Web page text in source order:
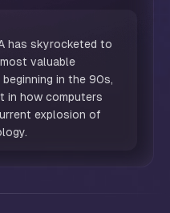
has skyrocketed to
valuable
in the 90s,
in how computers
explosion of